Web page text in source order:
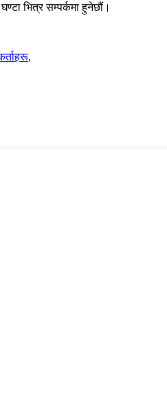
भित्र सम्पर्कमा हुनेछौं।
,